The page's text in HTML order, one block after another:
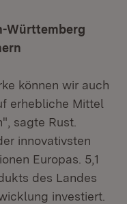
Württemberg
können wir auch
erhebliche Mittel
sagte Rust.
innovativsten
Europas. 5,1
des Landes
investiert.